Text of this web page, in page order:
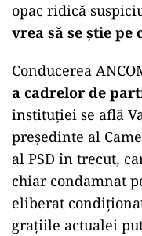
opac ridică
vrea să se știe pe
Conducerea
a cadrelor de
instituției se află
președinte al
al PSD în trecut,
chiar condamnat
eliberat
grațiile actualei